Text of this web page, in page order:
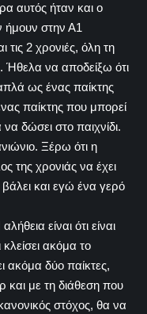
αυτός ήταν και ο
ήμουν στην Α1
τις 2 χρονιές, όλη τη
Ήθελα να αποδείξω ότι
ως ένας παίκτης
παίκτης που μπορεί
δώσει στο παιχνίδι.
Ξέρω ότι η
της χρονιάς να έχει
και εγώ ένα γερό
είναι ότι είναι
ακόμα το
ακόμα δύο παίκτες,
και με τη διάθεση που
στόχος, θα να